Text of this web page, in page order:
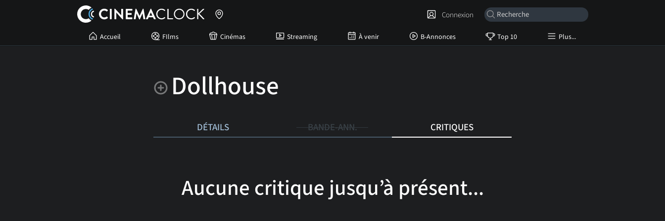
Accueil FIlms Cinémas Streaming À venir B-Annonces Top 10 Plus...
Connexion
Dollhouse
DÉTAILS BANDE-ANN. CRITIQUES
Aucune critique jusqu’à présent...